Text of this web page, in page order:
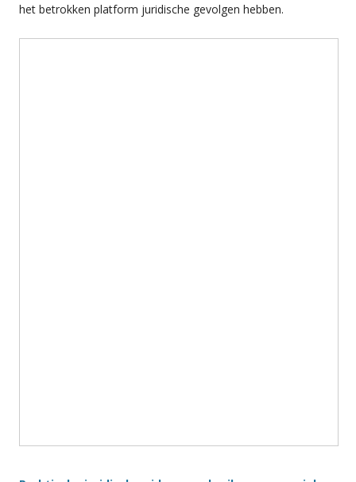
het betrokken platform juridische gevolgen hebben.